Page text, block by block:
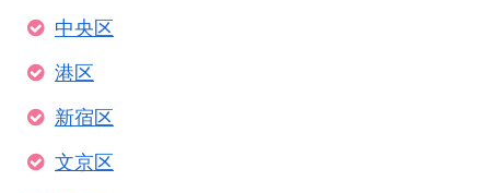
中央区
港区
新宿区
文京区